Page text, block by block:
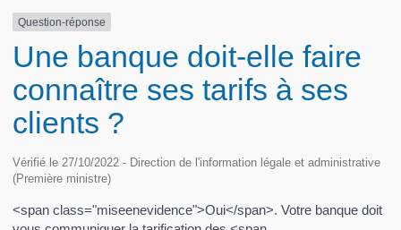
Question-réponse
Une banque doit-elle faire
connaître ses tarifs à ses
clients ?
Vérifié le 27/10/2022 - Direction de l'information légale et administrative
(Première ministre)
<span class="miseenevidence">Oui</span>. Votre banque doit